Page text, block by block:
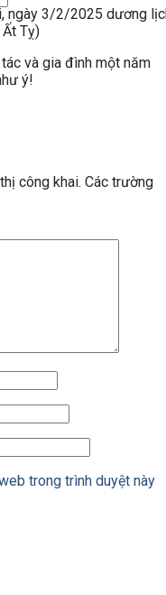
ngày 3/2/2025 dương
Tỵ)
và gia đình một năm
ý!
công khai. Các trường
trong trình duyệt này